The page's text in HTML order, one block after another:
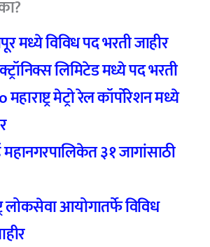
मध्ये विविध पद भरती जाहीर
लिमिटेड मध्ये पद भरती
मेट्रो रेल कॉर्पोरेशन मध्ये
३१ जागांसाठी
लोकसेवा आयोगातर्फे विविध